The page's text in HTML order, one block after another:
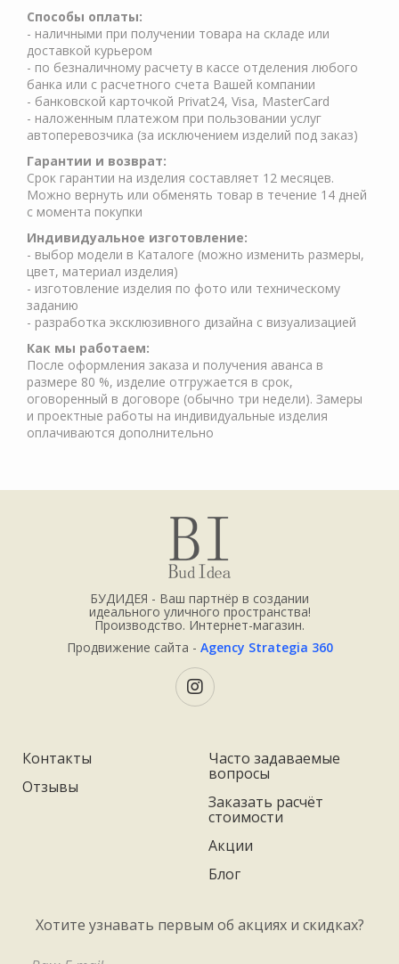
Способы оплаты:
- наличными при получении товара на складе или
доставкой курьером
- по безналичному расчету в кассе отделения любого
банка или с расчетного счета Вашей компании
- банковской карточкой Privat24, Visa, MasterCard
- наложенным платежом при пользовании услуг
автоперевозчика (за исключением изделий под заказ)
Гарантии и возврат:
Срок гарантии на изделия составляет 12 месяцев.
Можно вернуть или обменять товар в течение 14 дней
с момента покупки
Индивидуальное изготовление:
- выбор модели в Каталоге (можно изменить размеры,
цвет, материал изделия)
- изготовление изделия по фото или техническому
заданию
- разработка эксклюзивного дизайна с визуализацией
Как мы работаем:
После оформления заказа и получения аванса в
размере 80 %, изделие отгружается в срок,
оговоренный в договоре (обычно три недели). Замеры
и проектные работы на индивидуальные изделия
оплачиваются дополнительно
БУДИДЕЯ - Ваш партнёр в создании
идеального уличного пространства!
Производство. Интернет-магазин.
Продвижение сайта - Agency Strategia 360
Контакты
Отзывы
Часто задаваемые
вопросы
Заказать расчёт
стоимости
Акции
Блог
Хотите узнавать первым об акциях и скидках?